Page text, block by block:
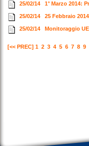
25/02/14 1° Marzo 2014:
25/02/14 25 Febbraio
25/02/14 Monitoraggio
[<< PREC] 1 2 3 4 5 6 7 8 9